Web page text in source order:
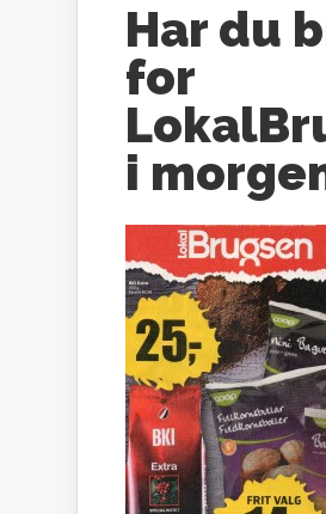
Har du
for
i